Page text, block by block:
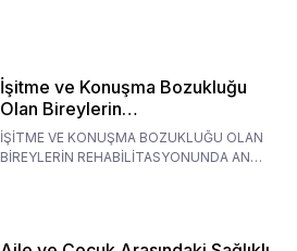
İşitme ve Konuşma Bozukluğu
Olan Bireylerin
Rehabilitasyonunda Ana
Babaların Tutumları
İŞİTME VE KONUŞMA BOZUKLUĞU OLAN
BİREYLERİN REHABİLİTASYONUNDA ANA